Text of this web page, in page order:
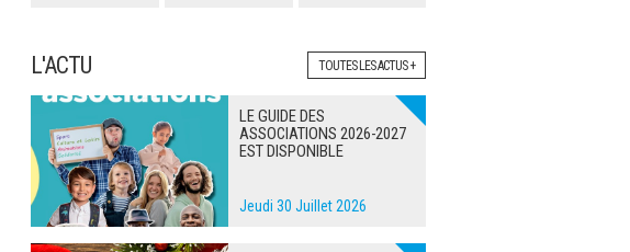
L'ACTU TOUTES LES ACTUS +
LE GUIDE DES
ASSOCIATIONS 2026-2027
EST DISPONIBLE
Jeudi 30 Juillet 2026